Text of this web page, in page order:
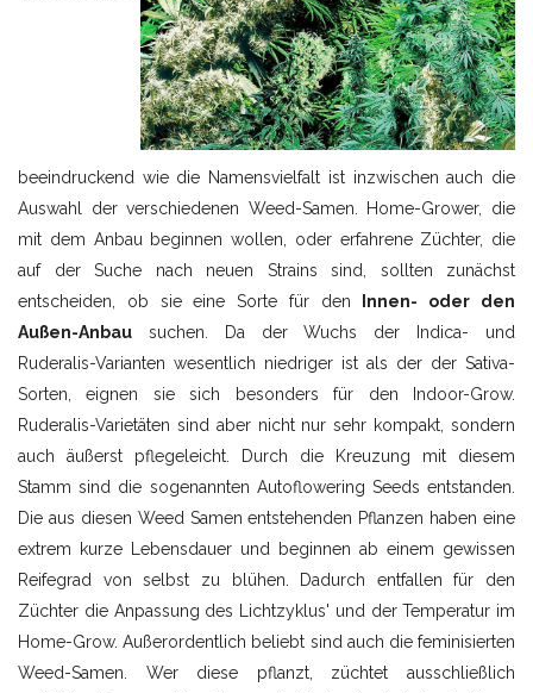
beeindruckend wie die Namensvielfalt ist inzwischen auch die
Auswahl der verschiedenen Weed-Samen. Home-Grower, die
mit dem Anbau beginnen wollen, oder erfahrene Züchter, die
auf der Suche nach neuen Strains sind, sollten zunächst
entscheiden, ob sie eine Sorte für den
Innen- oder den
Außen-Anbau suchen. Da der Wuchs der Indica- und
Ruderalis-Varianten wesentlich niedriger ist als der der Sativa-
Sorten, eignen sie sich besonders für den Indoor-Grow.
Ruderalis-Varietäten sind aber nicht nur sehr kompakt, sondern
auch äußerst pflegeleicht. Durch die Kreuzung mit diesem
Stamm sind die sogenannten Autoflowering Seeds entstanden.
Die aus diesen Weed Samen entstehenden Pflanzen haben eine
extrem kurze Lebensdauer und beginnen ab einem gewissen
Reifegrad von selbst zu blühen. Dadurch entfallen für den
Züchter die Anpassung des Lichtzyklus' und der Temperatur im
Home-Grow. Außerordentlich beliebt sind auch die feminisierten
Weed-Samen. Wer diese pflanzt, züchtet ausschließlich